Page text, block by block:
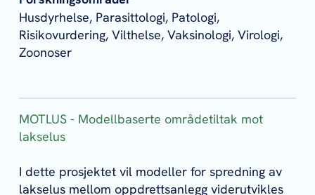
Husdyrhelse, Parasittologi, Patologi,
Risikovurdering, Vilthelse, Vaksinologi, Virologi,
Zoonoser
MOTLUS - Modellbaserte områdetiltak mot
lakselus
I dette prosjektet vil modeller for spredning av
lakselus mellom oppdrettsanlegg viderutvikles